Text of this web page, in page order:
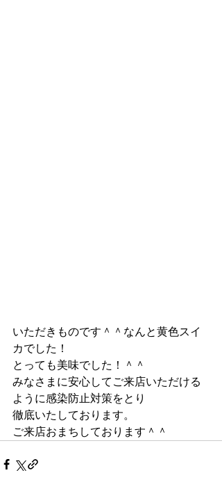
いただきものです＾＾なんと黄色スイ
カでした！
とっても美味でした！＾＾
みなさまに安心してご来店いただける
ように感染防止対策をとり
徹底いたしております。
ご来店おまちしております＾＾